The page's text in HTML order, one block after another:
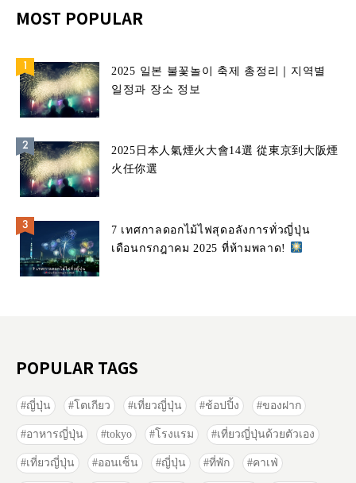
MOST POPULAR
2025 일본 불꽃놀이 축제 총정리｜지역별
일정과 장소 정보
2025日本人氣煙火大會14選 從東京到大阪煙
火任你選
7 เทศกาลดอกไม้ไฟสุดอลังการทั่วญี่ปุ่น
เดือนกรกฎาคม 2025 ที่ห้ามพลาด!
POPULAR TAGS
ญี่ปุ่น โตเกียว เที่ยวญี่ปุ่น ช้อปปิ้ง ของฝาก
อาหารญี่ปุ่น tokyo โรงแรม เที่ยวญี่ปุ่นด้วยตัวเอง
เที่ยวญี่ปุ่น ออนเซ็น ญี่ปุ่น ที่พัก คาเฟ่